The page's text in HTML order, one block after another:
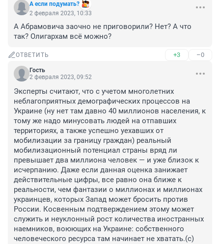
А если подумать?
2 февраля 2023, 10:33
А Абрамовича заочно не приговорили? Нет? А что
так? Олигархам всё можно?
ОТВЕТИТЬ +3 –0
Гость
2 февраля 2023, 09:52
Эксперты считают, что с учетом многолетних
неблагоприятных демографических процессов на
Украине (ну нет там давно 40 миллионов населения, к
тому же надо минусовать людей на отпавших
территориях, а также успешно уехавших от
мобилизации за границу граждан) реальный
мобилизационный потенциал страны вряд ли
превышает два миллиона человек — и уже близок к
исчерпанию. Даже если данная оценка занижает
действительные цифры, все равно она ближе к
реальности, чем фантазии о миллионах и миллионах
украинцев, которых Запад может бросить против
России. Косвенным подтверждением этому может
служить и неуклонный рост количества иностранных
наемников, воюющих на Украине: собственного
человеческого ресурса там начинает не хватать.(с)